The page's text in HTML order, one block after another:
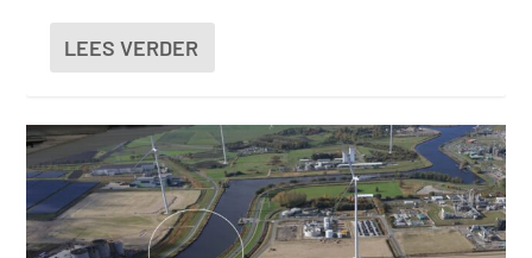
LEES VERDER